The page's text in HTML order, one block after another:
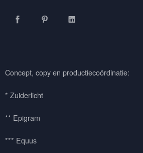
Concept, copy en productiecoördinatie:
* Zuiderlicht
** Epigram
*** Equus